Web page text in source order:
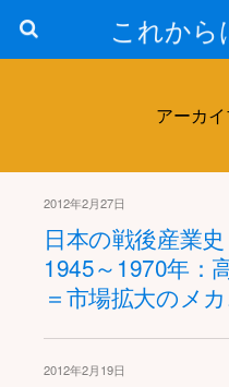
これから
アーカ
2012年2月27日
日本の戦後産業
1945～1970年：
＝市場拡大のメ
2012年2月19日